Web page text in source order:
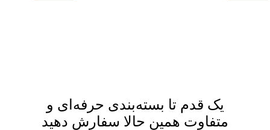
یک قدم تا بسته‌بندی حرفه‌ای و
متفاوت همین حالا سفارش دهید